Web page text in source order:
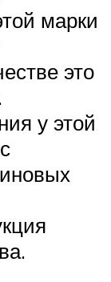
марки
это
у этой